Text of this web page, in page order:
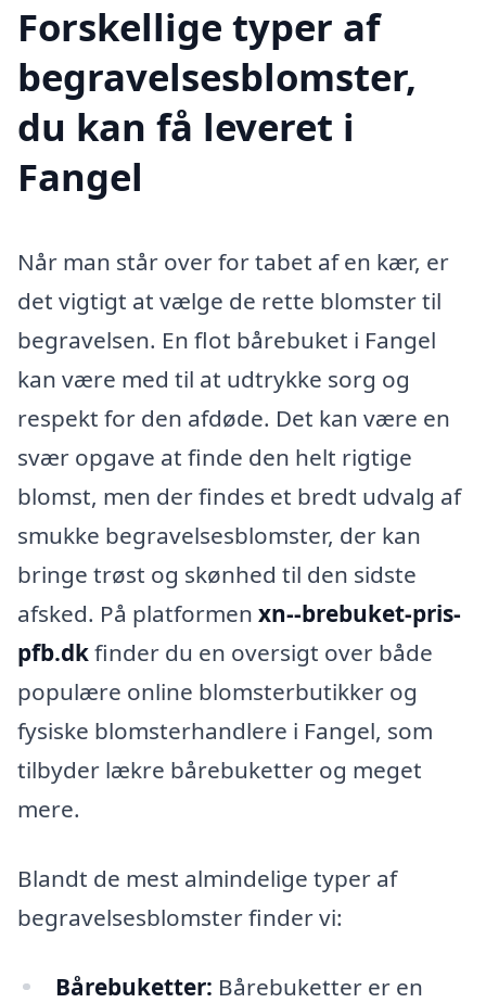
Forskellige typer af
begravelsesblomster,
du kan få leveret i
Fangel
Når man står over for tabet af en kær, er
det vigtigt at vælge de rette blomster til
begravelsen. En flot bårebuket i Fangel
kan være med til at udtrykke sorg og
respekt for den afdøde. Det kan være en
svær opgave at finde den helt rigtige
blomst, men der findes et bredt udvalg af
smukke begravelsesblomster, der kan
bringe trøst og skønhed til den sidste
afsked. På platformen xn--brebuket-pris-
pfb.dkfinder du en oversigt over både
populære online blomsterbutikker og
fysiske blomsterhandlere i Fangel, som
tilbyder lækre bårebuketter og meget
mere.
Blandt de mest almindelige typer af
begravelsesblomster finder vi:
Bårebuketter: Bårebuketter er en